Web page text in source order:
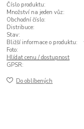
Číslo produktu:
Množství na jeden vůz:
Obchodní číslo:
Distribuce:
Stav:
Bližší informace o produktu:
Foto:
Hlídat cenu / dostupnost
GPSR:
Do oblíbených